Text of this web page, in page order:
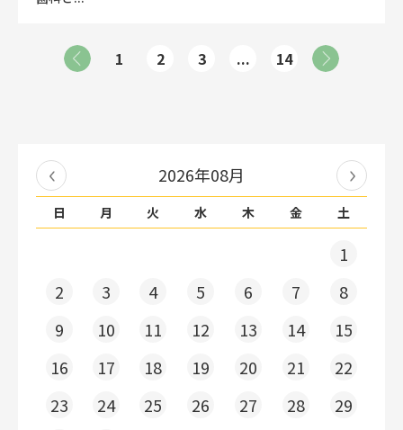
1 2 3 ... 14
2026年08月
日 月 火 水 木 金 土
1
2
3 4 5 6 7
8
9
10 11 12 13 14
15
16
17 18 19 20 21
22
23
24 25 26 27 28
29